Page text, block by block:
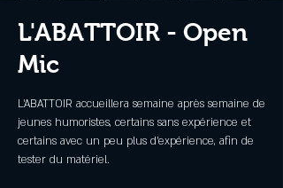
L'ABATTOIR - Open
Mic
L'ABATTOIR accueillera semaine après semaine de
jeunes humoristes, certains sans expérience et
certains avec un peu plus d'expérience, afin de
tester du matériel.